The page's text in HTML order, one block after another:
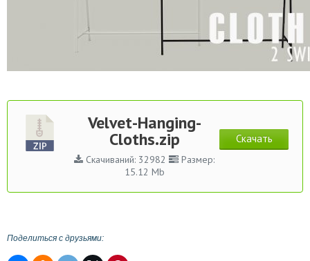
Velvet-Hanging-
Cloths.zip
Скачиваний: 32982
Размер:
15.12 Mb
Скачать
Поделиться с друзьями: